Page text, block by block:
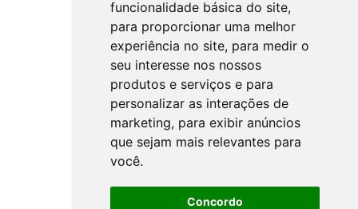
funcionalidade básica do site,
para proporcionar uma melhor
experiência no site, para medir o
seu interesse nos nossos
produtos e serviços e para
personalizar as interações de
marketing, para exibir anúncios
que sejam mais relevantes para
você.
Concordo